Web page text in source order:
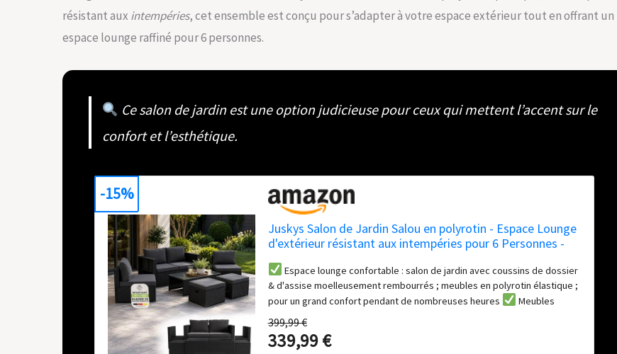
résistant aux intempéries, cet ensemble est conçu pour s’adapter à votre espace extérieur tout en offrant un
espace lounge raffiné pour 6 personnes.
Ce salon de jardin est une option judicieuse pour ceux qui mettent l’accent sur le
confort et l’esthétique.
Juskys Salon de Jardin Salou en polyrotin - Espace Lounge
d'extérieur résistant aux intempéries pour 6 Personnes -
terrasse - Noir
Espace lounge confortable : salon de jardin avec coussins de dossier
& d'assise moelleusement rembourrés ; meubles en polyrotin élastique ;
pour un grand confort pendant de nombreuses heures
Meubles
résistants aux intempéries : salon en toile de polyrotin & acier à
revêtement poudre ; robuste & résistant aux intempéries ; housses
amovibles & lavables ; idéal pour une utilisation en extérieur
399,99 €
339,99 €
-15%